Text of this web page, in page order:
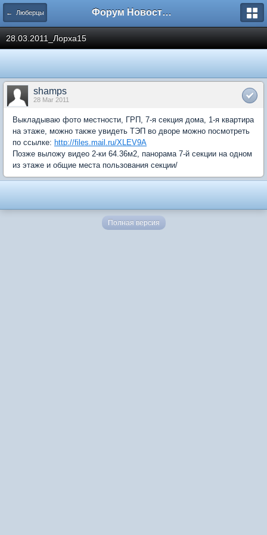
← Люберцы Форум Новостройки
28.03.2011_Лорха15
shamps
28 Mar 2011
Выкладываю фото местности, ГРП, 7-я секция дома, 1-я квартира
на этаже, можно также увидеть ТЭП во дворе можно посмотреть
по ссылке: http://files.mail.ru/XLEV9A
Позже выложу видео 2-ки 64.36м2, панорама 7-й секции на одном
из этаже и общие места пользования секции/
Полная версия